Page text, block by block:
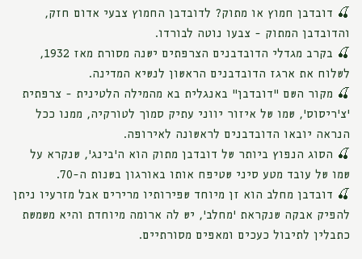
🍒 דובדבן חמוץ או מתוק? לדובדבן החמוץ צבעי אדום חזק,
והדובדבן המתוק - צבעו נוטה לבורדו.
🍒 בקרב מגדלי הדובדבנים הצרפתים ישנה מסורת מאז 1932,
לשלוח את ארגז הדובדבנים הראשון לנשיא המדינה.
🍒 מקור השם "דובדבן" באנגלית בא מהמילה הלטינית - צרפתית
'צ'ריסוס', שמו של איזור יווני עתיק סמוך לטורקיה, ממנו ככל
הנראה יובאו הדובדבנים לראשונה לאירופה.
🍒 הסוג הנפוץ ביותר של דובדבן מתוק הוא ה'בינג', שנקרא על
שמו של עובד מטע סיני שטיפח אותו באורגון בשנות ה-70.
🍒 דובדבן מחלב הוא זן מיוחד שפירותיו מרירים אבל מזרעיו ניתן
להפיק אבקה שנקראת 'מחלב', יש לה ארומה מיוחדת והיא משמשת
כתבלין לתיבול כעכים ומאפים מסורתיים.